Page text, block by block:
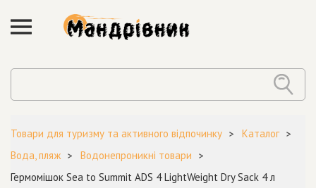
Товари для туризму та активного відпочинку
Каталог
Вода, пляж
Водонепроникні товари
Гермомішок Sea to Summit ADS 4 LightWeight Dry Sack 4 л